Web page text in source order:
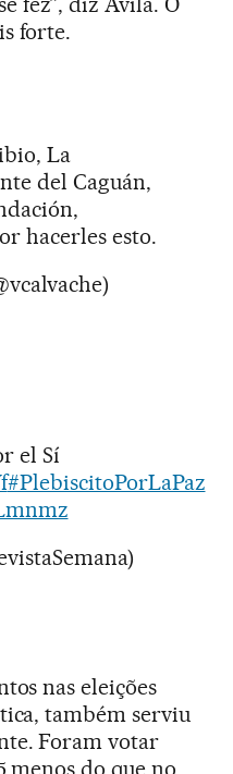
forte.
La
del Caguán,
hacerles esto.
el Sí
#PlebiscitoPorLaPaz
nas eleições
também serviu
Foram votar
menos do que no